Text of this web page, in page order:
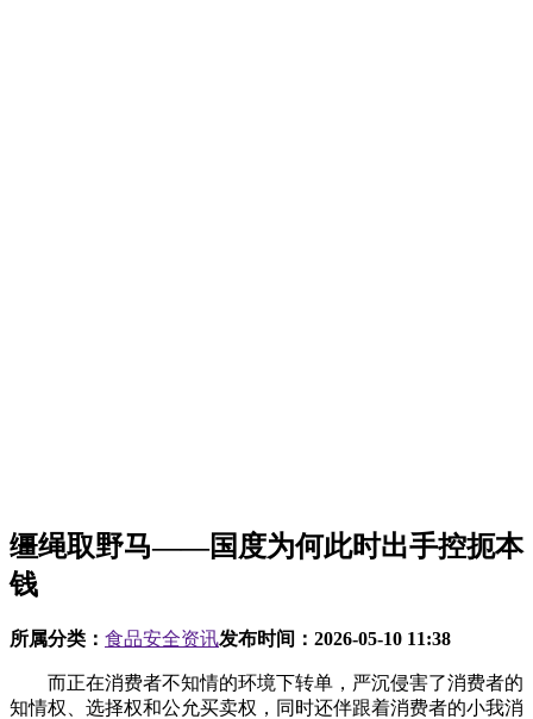
缰绳取野马——国度为何此时出手控扼本
钱
所属分类： 食品安全资讯发布时间： 2026-05-10 11:38
而正在消费者不知情的环境下转单，严沉侵害了消费者的
知情权、选择权和公允买卖权，同时还伴跟着消费者的小我消